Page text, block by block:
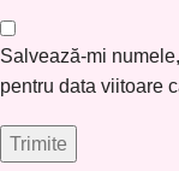
Salvează-mi
pentru data viitoare